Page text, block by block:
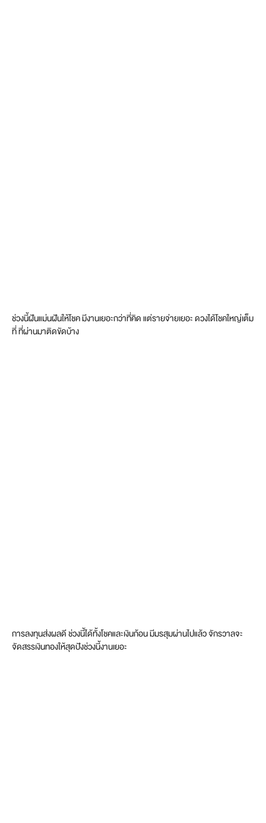
ช่วงนี้ฝันแม่นฝันให้โชค มีงานเยอะกว่าที่คิด แต่รายจ่ายเยอะ ดวงได้โชคใหญ่เต็ม
ที่ ที่ผ่านมาติดขัดบ้าง
การลงทุนส่งผลดี ช่วงนี้ได้ทั้งโชคและเงินก้อน มีมรสุมผ่านไปแล้ว จักรวาลจะ
จัดสรรเงินทองให้สุดปังช่วงนี้งานเยอะ